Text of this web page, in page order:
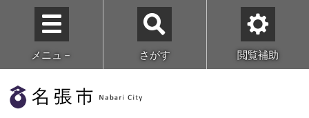
メニュ－ さがす 閲覧補助